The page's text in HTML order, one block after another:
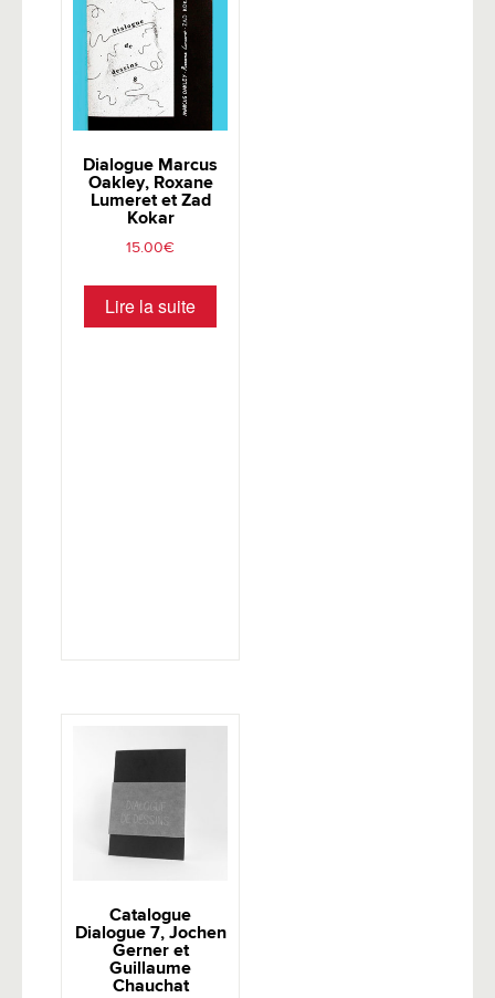
Dialogue Marcus
Oakley, Roxane
Lumeret et Zad
Kokar
15.00€
Lire la suite
Catalogue
Dialogue 7, Jochen
Gerner et
Guillaume
Chauchat